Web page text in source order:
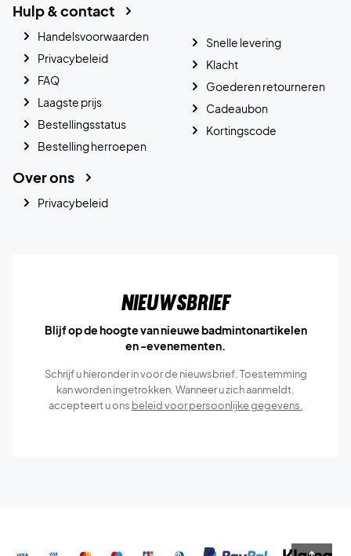
Hulp & contact
Handelsvoorwaarden
Privacybeleid
FAQ
Laagste prijs
Bestellingsstatus
Bestelling herroepen
Snelle levering
Klacht
Goederen retourneren
Cadeaubon
Kortingscode
Over ons
Privacybeleid
Nieuwsbrief
Blijf op de hoogte van nieuwe badmintonartikelen
en -evenementen.
Schrijf u hieronder in voor de nieuwsbrief. Toestemming
kan worden ingetrokken. Wanneer u zich aanmeldt,
accepteert u ons beleid voor persoonlijke gegevens.